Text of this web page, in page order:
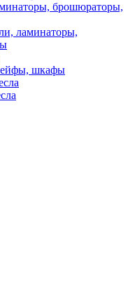
брошюраторы,
ламинаторы,
шкафы